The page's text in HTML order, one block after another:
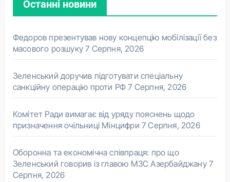
Останні новини
Федоров презентував нову концепцію мобілізації без
масового розшуку 7 Серпня, 2026
Зеленський доручив підготувати спеціальну
санкційну операцію проти РФ 7 Серпня, 2026
Комітет Ради вимагає від уряду пояснень щодо
призначення очільниці Мінцифри 7 Серпня, 2026
Оборонна та економічна співпраця: про що
Зеленський говорив із главою МЗС Азербайджану 7
Серпня, 2026